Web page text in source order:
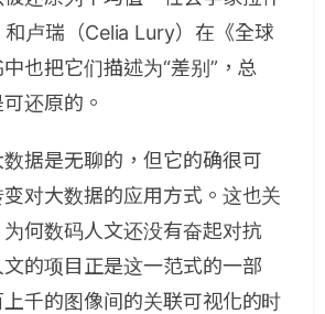
和卢瑞（Celia Lury）在《全球
也把它们描述为“差别”，总
还原的。
据是无聊的，但它的确很可
对大数据的应用方式。这也关
何数码人文还没有奋起对抗
的项目正是这一范式的一部
千的图像间的关联可视化的时